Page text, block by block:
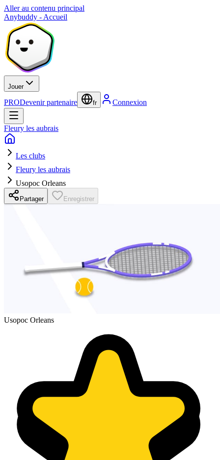
Aller au contenu principal
Anybuddy - Accueil
Jouer
PRODevenir partenaire fr Connexion
Fleury les aubrais
Les clubs
Fleury les aubrais
Usopoc Orleans
Partager Enregistrer
Usopoc Orleans